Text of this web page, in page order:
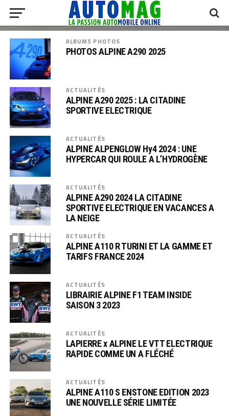
ALBUMS PHOTOS
PHOTOS ALPINE A290 2025
ACTUALITÉS
ALPINE A290 2025 : LA CITADINE
SPORTIVE ELECTRIQUE
ACTUALITÉS
ALPINE ALPENGLOW Hy4 2024 : UNE
HYPERCAR QUI ROULE A L’HYDROGÈNE
ACTUALITÉS
ALPINE A290 2024 LA CITADINE
SPORTIVE ELECTRIQUE EN VACANCES A
LA NEIGE
ACTUALITÉS
ALPINE A110 R TURINI ET LA GAMME ET
TARIFS FRANCE 2024
ACTUALITÉS
LIBRAIRIE ALPINE F1 TEAM INSIDE
SAISON 3 2023
ACTUALITÉS
LAPIERRE x ALPINE LE VTT ELECTRIQUE
RAPIDE COMME UN A FLÉCHÉ
ACTUALITÉS
ALPINE A110 S ENSTONE EDITION 2023
UNE NOUVELLE SÉRIE LIMITÉE